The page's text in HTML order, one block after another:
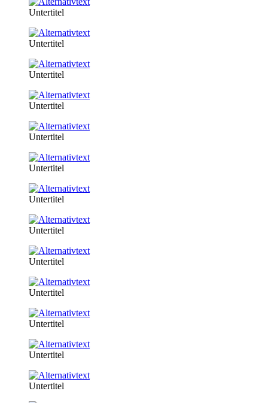
Untertitel
Untertitel
Untertitel
Untertitel
Untertitel
Untertitel
Untertitel
Untertitel
Untertitel
Untertitel
Untertitel
Untertitel
Untertitel